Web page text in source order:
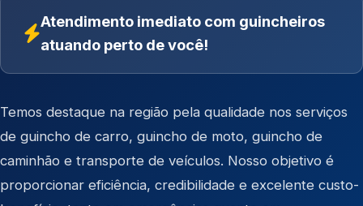
Atendimento imediato com guincheiros
atuando perto de você!
Temos destaque na região pela qualidade nos serviços
de guincho de carro, guincho de moto, guincho de
caminhão e transporte de veículos. Nosso objetivo é
proporcionar eficiência, credibilidade e excelente custo-